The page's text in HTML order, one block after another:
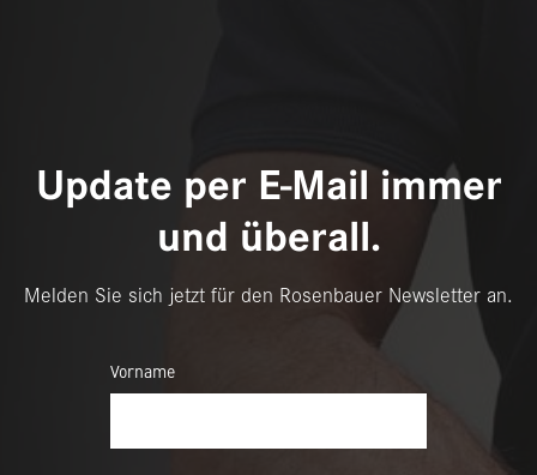
Update per E-Mail immer
und überall.
Melden Sie sich jetzt für den Rosenbauer Newsletter an.
Vorname